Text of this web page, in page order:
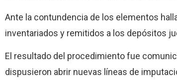
Ante la contundencia de los elementos
inventariados y remitidos a los depósitos
El resultado del procedimiento fue
dispusieron abrir nuevas líneas de